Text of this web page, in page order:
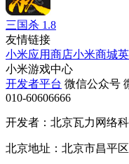
三国杀 1.8
友情链接
小米应用商店小米商城
小米游戏中心
开发者平台 微信公众号
010-60606666
开发者：北京瓦力网络
北京地址：北京市昌平